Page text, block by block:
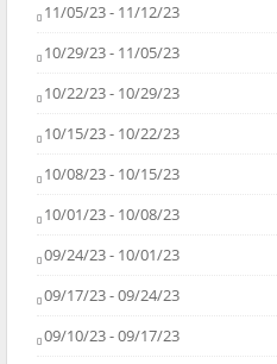
11/05/23 - 11/12/23
10/29/23 - 11/05/23
10/22/23 - 10/29/23
10/15/23 - 10/22/23
10/08/23 - 10/15/23
10/01/23 - 10/08/23
09/24/23 - 10/01/23
09/17/23 - 09/24/23
09/10/23 - 09/17/23